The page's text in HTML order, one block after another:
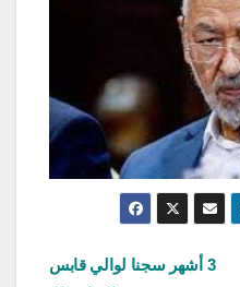
3 أشهر سجنا لوالي قابس